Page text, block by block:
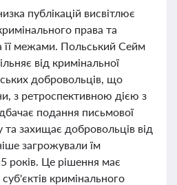
публікацій висвітлює
права та
її межами. Польський Сейм
від кримінальної
добровольців, що
з ретроспективною дією з
подання письмової
та захищає добровольців від
загрожували їм
років. Це рішення має
кримінального